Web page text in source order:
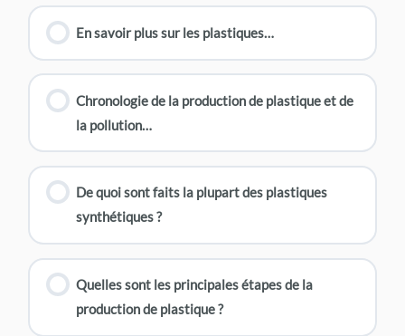
En savoir plus sur les plastiques…
Chronologie de la production de plastique et de
la pollution…
De quoi sont faits la plupart des plastiques
synthétiques ?
Quelles sont les principales étapes de la
production de plastique ?